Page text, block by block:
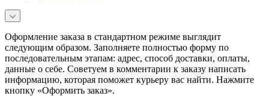
Оформление заказа в стандартном режиме выглядит
следующим образом. Заполняете полностью форму по
последовательным этапам: адрес, способ доставки, оплаты,
данные о себе. Советуем в комментарии к заказу написать
информацию, которая поможет курьеру вас найти. Нажмите
кнопку «Оформить заказ».